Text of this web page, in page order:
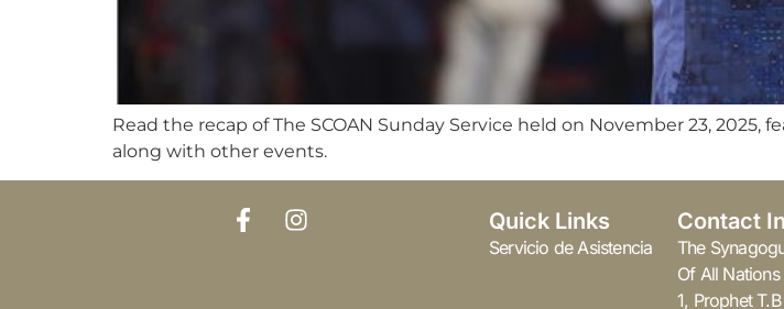
Read the recap of The SCOAN Sunday Service held on November 23, 2025,
along with other events.
Quick Links
Servicio de Asistencia
Contact
The
Of All Nations
1, Prophet